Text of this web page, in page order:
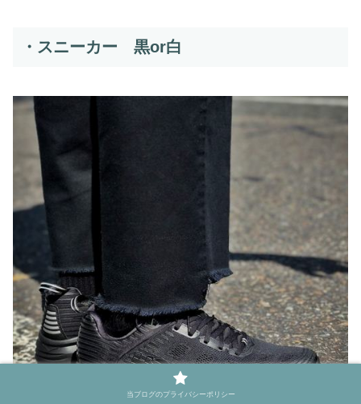
・スニーカー 黒or白
当ブログのプライバシーポリシー